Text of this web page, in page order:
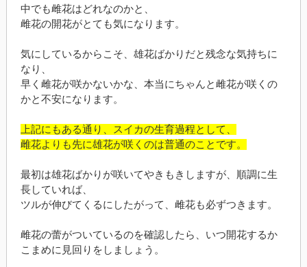
中でも雌花はどれなのかと、
雌花の開花がとても気になります。
気にしているからこそ、雄花ばかりだと残念な気持ちに
なり、
早く雌花が咲かないかな、本当にちゃんと雌花が咲くの
かと不安になります。
上記にもある通り、スイカの生育過程として、
雌花よりも先に雄花が咲くのは普通のことです。
最初は雄花ばかりが咲いてやきもきしますが、順調に生
長していれば、
ツルが伸びてくるにしたがって、雌花も必ずつきます。
雌花の蕾がついているのを確認したら、いつ開花するか
こまめに見回りをしましょう。